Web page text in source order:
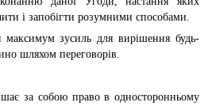
і запобігти розумними способами.
максимум зусиль для вирішення будь-
шляхом переговорів.
за собою право в односторонньому